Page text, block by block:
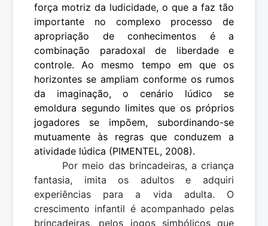
força motriz da ludicidade, o que a faz tão
importante no complexo processo de
apropriação de conhecimentos é a
combinação paradoxal de liberdade e
controle. Ao mesmo tempo em que os
horizontes se ampliam conforme os rumos
da imaginação, o cenário lúdico se
emoldura segundo limites que os próprios
jogadores se impõem, subordinando-se
mutuamente às regras que conduzem a
atividade lúdica (PIMENTEL, 2008).
Por meio das brincadeiras, a criança
fantasia, imita os adultos e adquiri
experiências para a vida adulta. O
crescimento infantil é acompanhado pelas
brincadeiras, pelos jogos simbólicos que